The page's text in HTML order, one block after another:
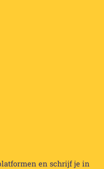
en schrijf je in